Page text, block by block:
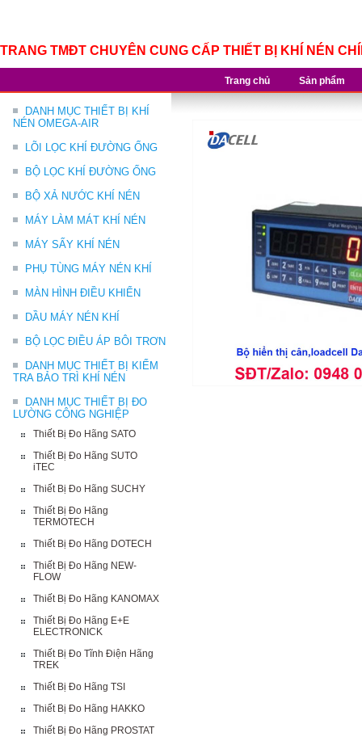
TRANG TMĐT CHUYÊN CUNG CẤP THIẾT BỊ KHÍ NÉN
Trang chủ Sản phẩm
DANH MỤC THIẾT BỊ KHÍ
NÉN OMEGA-AIR
LÕI LỌC KHÍ ĐƯỜNG ỐNG
BỘ LỌC KHÍ ĐƯỜNG ỐNG
BỘ XẢ NƯỚC KHÍ NÉN
MÁY LÀM MÁT KHÍ NÉN
MÁY SẤY KHÍ NÉN
PHỤ TÙNG MÁY NÉN KHÍ
MÀN HÌNH ĐIỀU KHIỂN
DẦU MÁY NÉN KHÍ
BỘ LỌC ĐIỀU ÁP BÔI TRƠN
DANH MỤC THIẾT BỊ KIỂM
TRA BẢO TRÌ KHÍ NÉN
DANH MỤC THIẾT BỊ ĐO
LƯỜNG CÔNG NGHIỆP
Thiết Bị Đo Hãng SATO
Thiết Bị Đo Hãng SUTO
iTEC
Thiết Bị Đo Hãng SUCHY
Thiết Bị Đo Hãng
TERMOTECH
Thiết Bị Đo Hãng DOTECH
Thiết Bị Đo Hãng NEW-
FLOW
Thiết Bị Đo Hãng KANOMAX
Thiết Bị Đo Hãng E+E
ELECTRONICK
Thiết Bị Đo Tĩnh Điện Hãng
TREK
Thiết Bị Đo Hãng TSI
Thiết Bị Đo Hãng HAKKO
Thiết Bị Đo Hãng PROSTAT